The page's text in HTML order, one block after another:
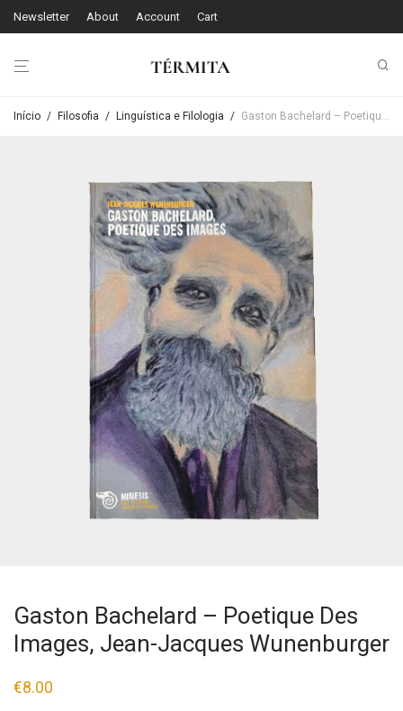
Newsletter About Account Cart
Início / Filosofia / Linguística e Filologia / Gaston Bachelard – Poetique Des Images, Jean-Jacques Wunenburger
Gaston Bachelard – Poetique Des
Images, Jean-Jacques Wunenburger
€8.00